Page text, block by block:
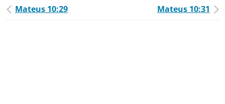
Mateus 10:29 Mateus 10:31